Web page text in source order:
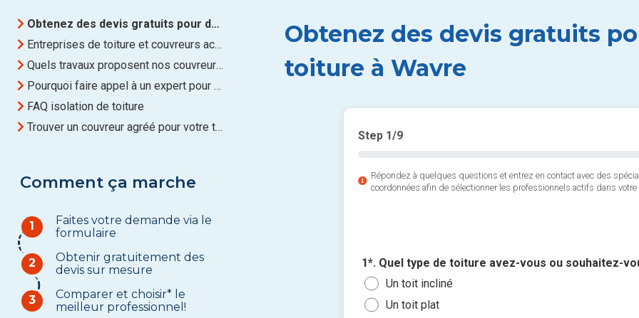
Obtenez des devis gratuits pour des Travaux de toiture à Wavre
Entreprises de toiture et couvreurs actifs à Wavre
Quels travaux proposent nos couvreurs de toiture à Wavre ?
Pourquoi faire appel à un expert pour rénover sa toiture à Wavre?
FAQ isolation de toiture
Trouver un couvreur agréé pour votre toiture à Wavre
Comment ça marche
1
Faites votre demande via le
formulaire
2
Obtenir gratuitement des
devis sur mesure
3
Comparer et choisir* le
meilleur professionnel!
Obtenez des devis gratuits
toiture à Wavre
Step 1/9
Répondez à quelques questions et entrez en contact avec des
coordonnées afin de sélectionner les professionnels actifs dans votre
1*. Quel type de toiture avez-vous ou souhaitez-
Un toit incliné
Un toit plat